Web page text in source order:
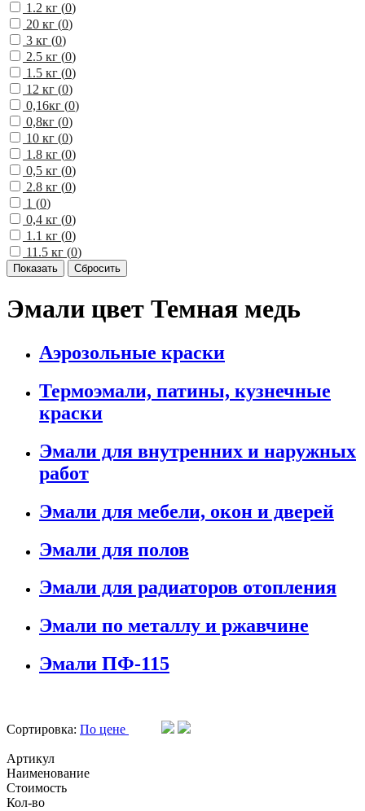
1.2 кг (0)
20 кг (0)
3 кг (0)
2.5 кг (0)
1.5 кг (0)
12 кг (0)
0,16кг (0)
0,8кг (0)
10 кг (0)
1.8 кг (0)
0,5 кг (0)
2.8 кг (0)
1 (0)
0,4 кг (0)
1.1 кг (0)
11.5 кг (0)
Эмали цвет Темная медь
Аэрозольные краски
Термоэмали, патины, кузнечные
краски
Эмали для внутренних и наружных
работ
Эмали для мебели, окон и дверей
Эмали для полов
Эмали для радиаторов отопления
Эмали по металлу и ржавчине
Эмали ПФ-115
Сортировка: По цене
Артикул
Наименование
Стоимость
Кол-во